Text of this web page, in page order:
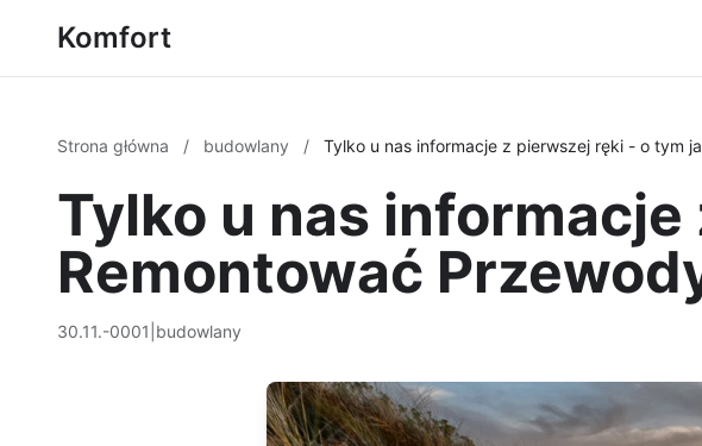
Komfort
Strona główna / budowlany / Tylko u nas informacje z pierwszej ręki - o tym
Tylko u nas
Remontować
30.11.-0001 budowlany